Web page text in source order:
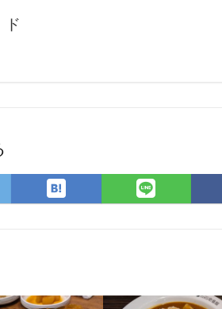
ド
は
て
マ
で